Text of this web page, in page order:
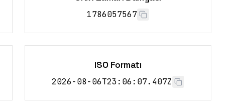
1786057568
ISO Formatı
2026-08-06T23:06:08.407Z